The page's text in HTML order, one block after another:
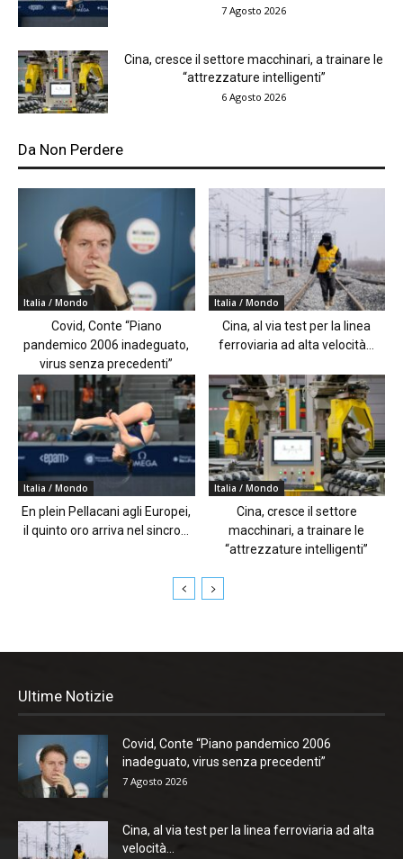
7 Agosto 2026
Cina, cresce il settore macchinari, a trainare le
“attrezzature intelligenti”
6 Agosto 2026
Da Non Perdere
Italia / Mondo
Covid, Conte “Piano
pandemico 2006 inadeguato,
virus senza precedenti”
Italia / Mondo
Cina, al via test per la linea
ferroviaria ad alta velocità...
Italia / Mondo
En plein Pellacani agli Europei,
il quinto oro arriva nel sincro...
Italia / Mondo
Cina, cresce il settore
macchinari, a trainare le
“attrezzature intelligenti”
Ultime Notizie
Covid, Conte “Piano pandemico 2006
inadeguato, virus senza precedenti”
7 Agosto 2026
Cina, al via test per la linea ferroviaria ad alta
velocità...